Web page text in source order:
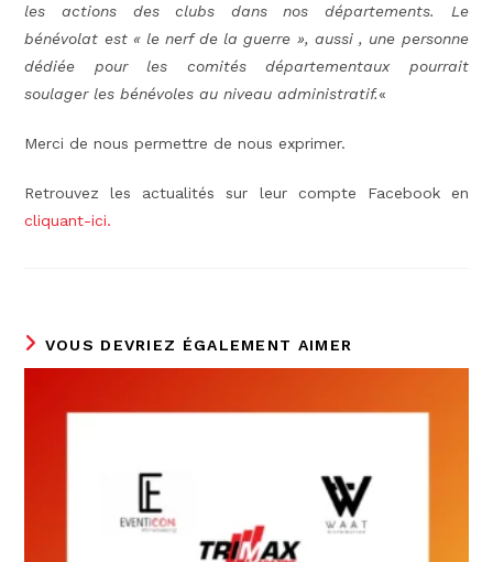
les actions des clubs dans nos départements. Le
bénévolat est « le nerf de la guerre », aussi , une personne
dédiée pour les comités départementaux pourrait
soulager les bénévoles au niveau administratif.«
Merci de nous permettre de nous exprimer.
Retrouvez les actualités sur leur compte Facebook en
cliquant-ici.
VOUS DEVRIEZ ÉGALEMENT AIMER